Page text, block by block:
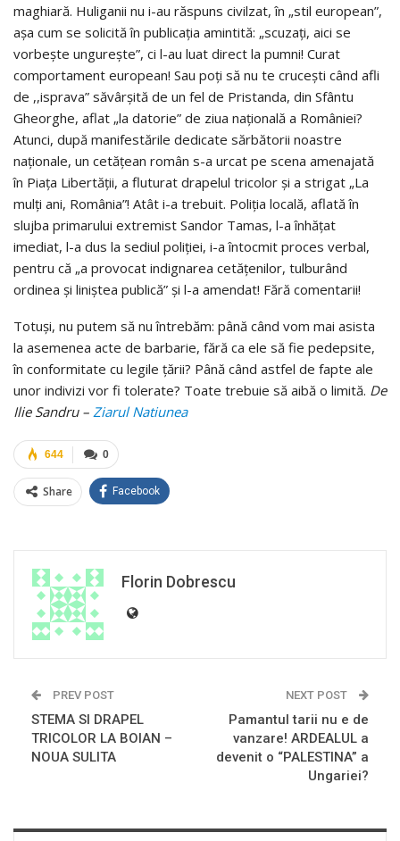
maghiară. Huliganii nu i-au răspuns civilzat, în „stil european”,
aşa cum se solicită în publicaţia amintită: „scuzaţi, aici se
vorbeşte ungureşte”, ci l-au luat direct la pumni! Curat
comportament european! Sau poţi să nu te cruceşti când afli
de ,,isprava” săvârşită de un fel de Pristanda, din Sfântu
Gheorghe, aflat „la datorie” de ziua naţională a României?
Atunci, după manifestările dedicate sărbătorii noastre
naţionale, un cetăţean român s-a urcat pe scena amenajată
în Piaţa Libertăţii, a fluturat drapelul tricolor şi a strigat „La
mulţi ani, România”! Atât i-a trebuit. Poliţia locală, aflată în
slujba primarului extremist Sandor Tamas, l-a înhăţat
imediat, l-a dus la sediul poliţiei, i-a întocmit proces verbal,
pentru că „a provocat indignarea cetăţenilor, tulburând
ordinea şi liniştea publică” şi l-a amendat! Fără comentarii!
Totuşi, nu putem să nu întrebăm: până când vom mai asista
la asemenea acte de barbarie, fără ca ele să fie pedepsite,
în conformitate cu legile ţării? Până când astfel de fapte ale
unor indivizi vor fi tolerate? Toate trebuie să aibă o limită. De
Ilie Sandru – Ziarul Natiunea
0
644
Share Facebook
Florin Dobrescu
PREV POST
STEMA SI DRAPEL
TRICOLOR LA BOIAN –
NOUA SULITA
NEXT POST
Pamantul tarii nu e de
vanzare! ARDEALUL a
devenit o “PALESTINA” a
Ungariei?